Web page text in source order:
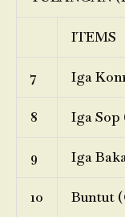
ITEMS
7 Iga
8 Iga Sop
9 Iga
10 Buntut